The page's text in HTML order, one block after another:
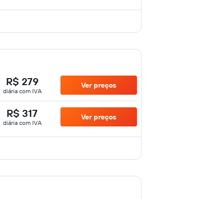
R$ 279
diária com IVA
Ver preços
R$ 317
diária com IVA
Ver preços